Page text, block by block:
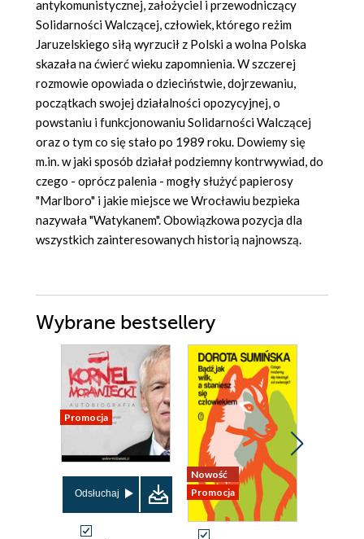
antykomunistycznej, założyciel i przewodniczący
Solidarności Walczącej, człowiek, którego reżim
Jaruzelskiego siłą wyrzucił z Polski a wolna Polska
skazała na ćwierć wieku zapomnienia. W szczerej
rozmowie opowiada o dzieciństwie, dojrzewaniu,
początkach swojej działalności opozycyjnej, o
powstaniu i funkcjonowaniu Solidarności Walczącej
oraz o tym co się stało po 1989 roku. Dowiemy się
m.in. w jaki sposób działał podziemny kontrwywiad, do
czego - oprócz palenia - mogły służyć papierosy
"Marlboro" i jakie miejsce we Wrocławiu bezpieka
nazywała "Watykanem". Obowiązkowa pozycja dla
wszystkich zainteresowanych historią najnowszą.
Wybrane bestsellery
Promocja
Odsłuchaj
Nowość
Promocja